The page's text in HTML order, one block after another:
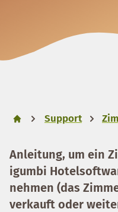
Support
Anleitung, um ein
igumbi
nehmen (das
verkauft oder